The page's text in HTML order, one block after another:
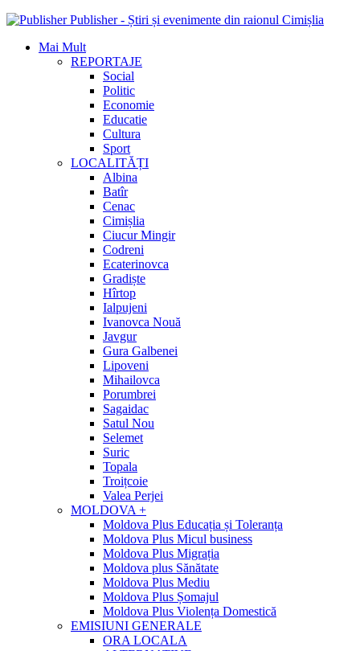
Publisher - Știri și evenimente din raionul Cimișlia
Mai Mult
REPORTAJE
Social
Politic
Economie
Educatie
Cultura
Sport
LOCALITĂȚI
Albina
Batîr
Cenac
Cimișlia
Ciucur Mingir
Codreni
Ecaterinovca
Gradiște
Hîrtop
Ialpujeni
Ivanovca Nouă
Javgur
Gura Galbenei
Lipoveni
Mihailovca
Porumbrei
Sagaidac
Satul Nou
Selemet
Suric
Topala
Troițcoie
Valea Perjei
MOLDOVA +
Moldova Plus Educația și Toleranța
Moldova Plus Micul business
Moldova Plus Migrația
Moldova plus Sănătate
Moldova Plus Mediu
Moldova Plus Șomajul
Moldova Plus Violența Domestică
EMISIUNI GENERALE
ORA LOCALA